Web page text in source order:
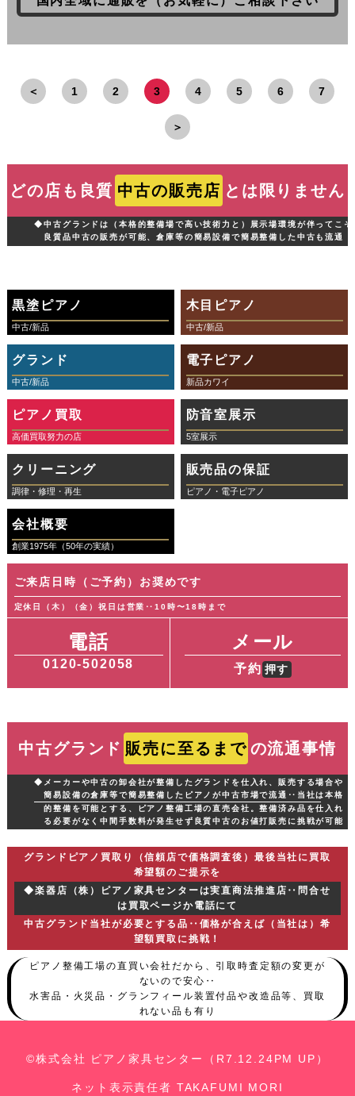
＜ 1 2 3 4 5 6 7
＞
どの店も良質 中古の販売店 とは限りません
◆中古グランドは（本格的整備場で高い技術力と）展示場環境が伴ってこそ
良質品中古の販売が可能、倉庫等の簡易設備で簡易整備した中古も流通
黒塗ピアノ
中古/新品
木目ピアノ
中古/新品
グランド
中古/新品
電子ピアノ
新品カワイ
ピアノ買取
高価買取努力の店
防音室展示
5室展示
クリーニング
調律・修理・再生
販売品の保証
ピアノ・電子ピアノ
会社概要
創業1975年（50年の実績）
ご来店日時（ご予約）お奨めです
定休日（木）（金）祝日は営業‥10時〜18時まで
電話
0120-502058
メール
予約 押す
中古グランド 販売に至るまで の流通事情
◆メーカーや中古の卸会社が整備したグランドを仕入れ、販売する場合や
簡易設備の倉庫等で簡易整備したピアノが中古市場で流通‥当社は本格
的整備を可能とする、ピアノ整備工場の直売会社。整備済み品を仕入れ
る必要がなく中間手数料が発生せず良質中古のお値打販売に挑戦が可能
グランドピアノ買取り（信頼店で価格調査後）最後当社に買取
希望額のご提示を
◆楽器店（株）ピアノ家具センターは実直商法推進店‥問合せ
は買取ページか電話にて
中古グランド当社が必要とする品‥価格が合えば（当社は）希
望額買取に挑戦！
ピアノ整備工場の直買い会社だから、引取時査定額の変更が
ないので安心‥
水害品・火災品・グランフィール装置付品や改造品等、買取
れない品も有り
©株式会社 ピアノ家具センター（R7.12.24PM UP）
ネット表示責任者 TAKAFUMI MORI